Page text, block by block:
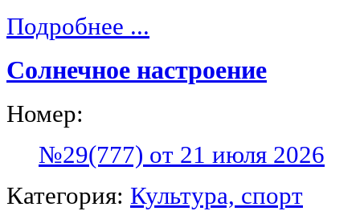
Подробнее ...
Солнечное настроение
Номер:
№29(777) от 21 июля 2026
Категория: Культура, спорт